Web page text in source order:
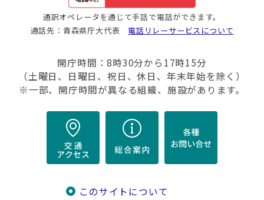
通訳オペレータを通じて手話で電話ができます。
通話先：青森県庁大代表 電話リレーサービスについて
開庁時間：8時30分から17時15分
（土曜日、日曜日、祝日、休日、年末年始を除く）
※一部、開庁時間が異なる組織、施設があります。
このサイトについて